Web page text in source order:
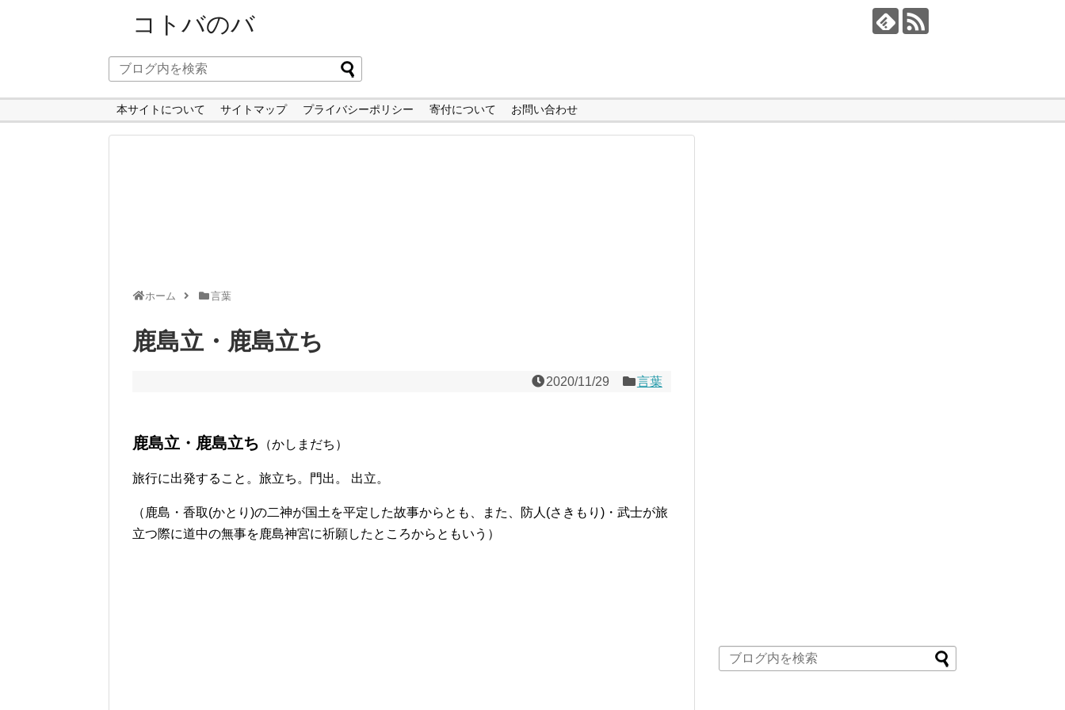
コトバのバ
本サイトについて サイトマップ プライバシーポリシー 寄付について お問い合わせ
ホーム 言葉
鹿島立・鹿島立ち
2020/11/29 言葉
鹿島立・鹿島立ち （かしまだち）
旅行に出発すること。旅立ち。門出。 出立。
（鹿島・香取(かとり)の二神が国土を平定した故事からとも、また、防人(さきもり)・武士が旅
立つ際に道中の無事を鹿島神宮に祈願したところからともいう）